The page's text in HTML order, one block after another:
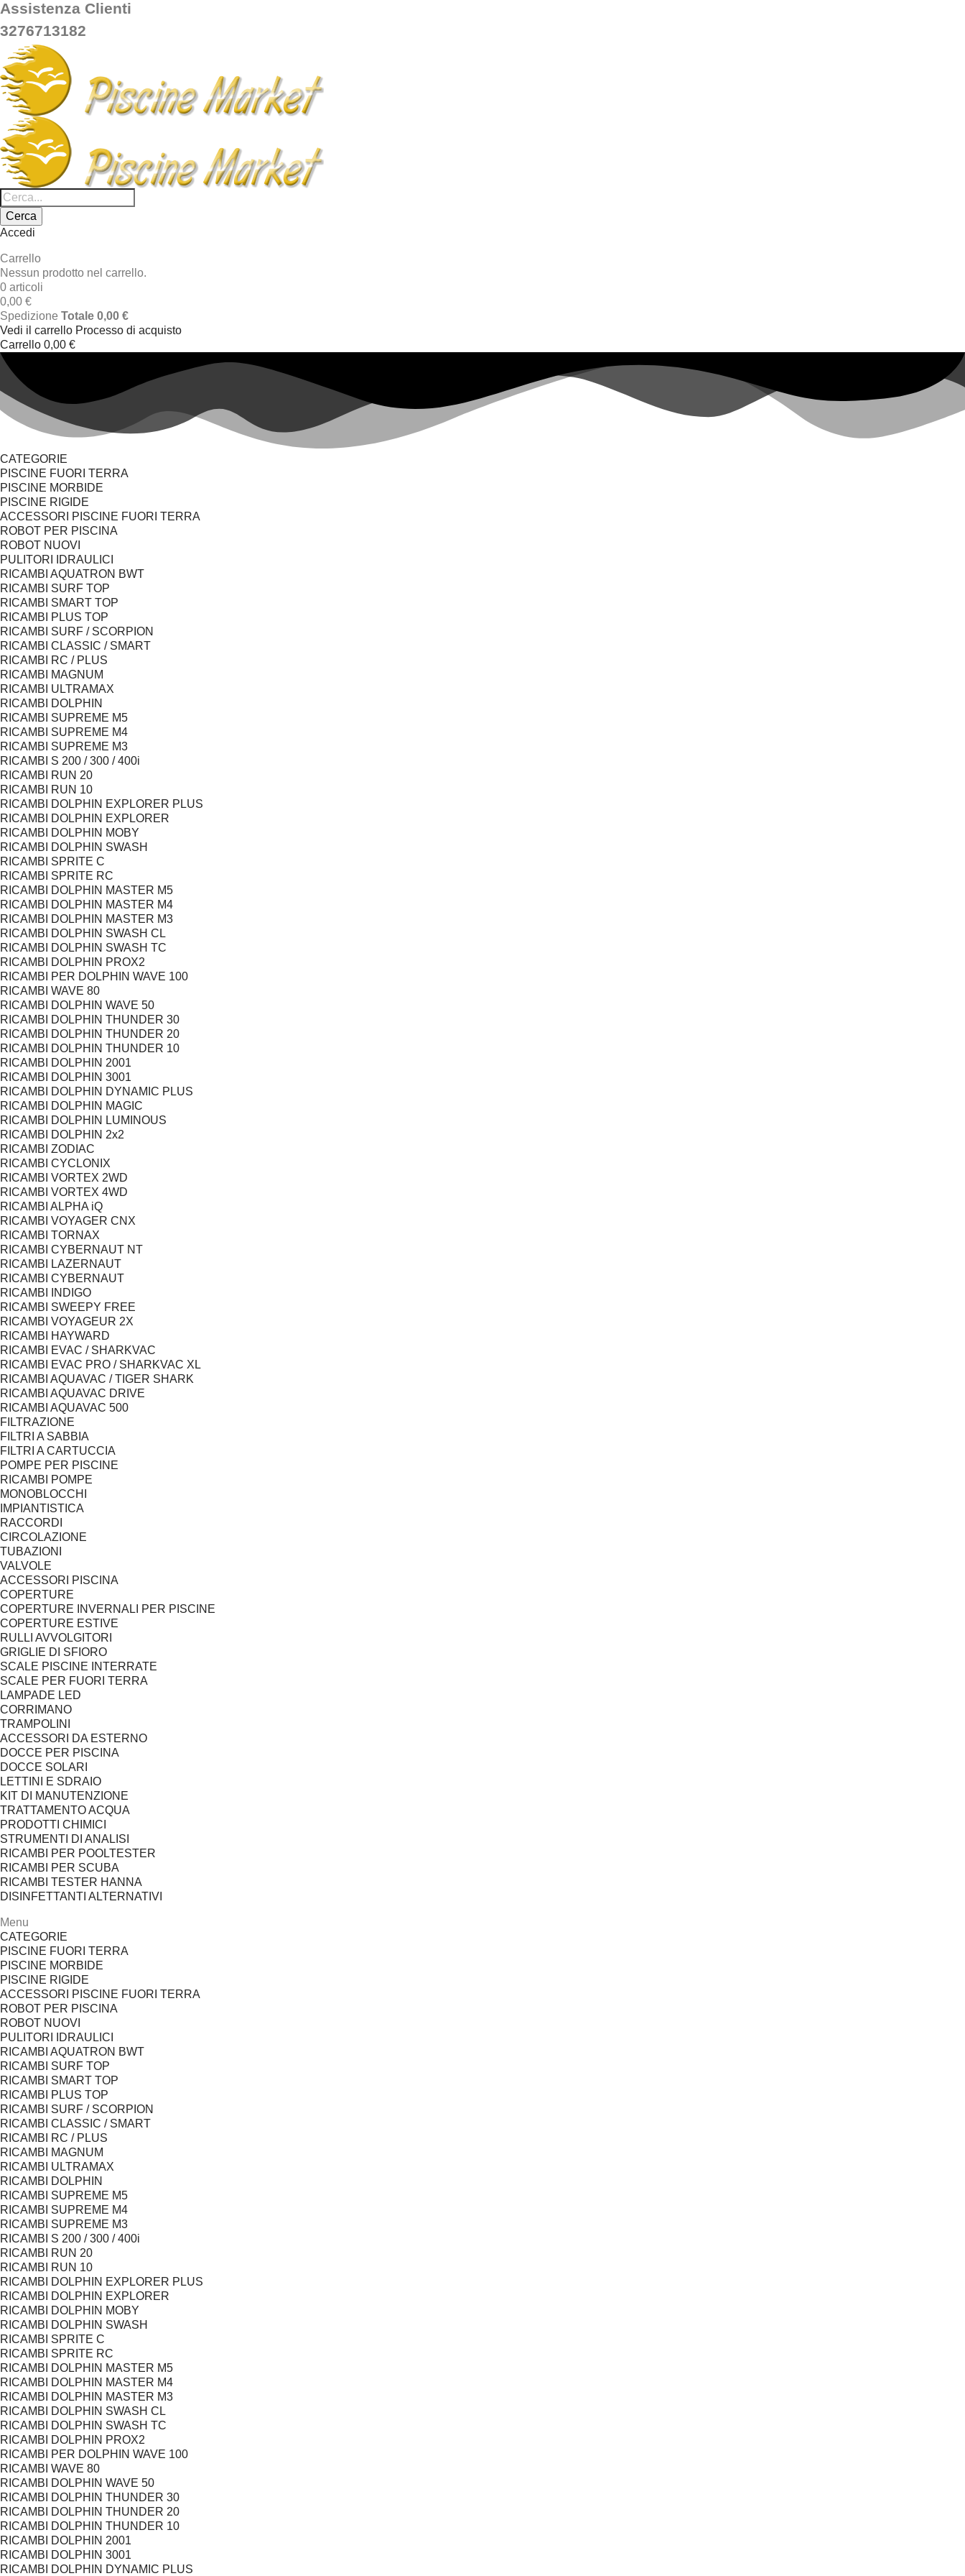
Assistenza Clienti
3276713182
Cerca
Accedi
Carrello
Nessun prodotto nel carrello.
0 articoli
0,00 €
Spedizione Totale 0,00 €
Vedi il carrello Processo di acquisto
Carrello 0,00 €
CATEGORIE
PISCINE FUORI TERRA
PISCINE MORBIDE
PISCINE RIGIDE
ACCESSORI PISCINE FUORI TERRA
ROBOT PER PISCINA
ROBOT NUOVI
PULITORI IDRAULICI
RICAMBI AQUATRON BWT
RICAMBI SURF TOP
RICAMBI SMART TOP
RICAMBI PLUS TOP
RICAMBI SURF / SCORPION
RICAMBI CLASSIC / SMART
RICAMBI RC / PLUS
RICAMBI MAGNUM
RICAMBI ULTRAMAX
RICAMBI DOLPHIN
RICAMBI SUPREME M5
RICAMBI SUPREME M4
RICAMBI SUPREME M3
RICAMBI S 200 / 300 / 400i
RICAMBI RUN 20
RICAMBI RUN 10
RICAMBI DOLPHIN EXPLORER PLUS
RICAMBI DOLPHIN EXPLORER
RICAMBI DOLPHIN MOBY
RICAMBI DOLPHIN SWASH
RICAMBI SPRITE C
RICAMBI SPRITE RC
RICAMBI DOLPHIN MASTER M5
RICAMBI DOLPHIN MASTER M4
RICAMBI DOLPHIN MASTER M3
RICAMBI DOLPHIN SWASH CL
RICAMBI DOLPHIN SWASH TC
RICAMBI DOLPHIN PROX2
RICAMBI PER DOLPHIN WAVE 100
RICAMBI WAVE 80
RICAMBI DOLPHIN WAVE 50
RICAMBI DOLPHIN THUNDER 30
RICAMBI DOLPHIN THUNDER 20
RICAMBI DOLPHIN THUNDER 10
RICAMBI DOLPHIN 2001
RICAMBI DOLPHIN 3001
RICAMBI DOLPHIN DYNAMIC PLUS
RICAMBI DOLPHIN MAGIC
RICAMBI DOLPHIN LUMINOUS
RICAMBI DOLPHIN 2x2
RICAMBI ZODIAC
RICAMBI CYCLONIX
RICAMBI VORTEX 2WD
RICAMBI VORTEX 4WD
RICAMBI ALPHA iQ
RICAMBI VOYAGER CNX
RICAMBI TORNAX
RICAMBI CYBERNAUT NT
RICAMBI LAZERNAUT
RICAMBI CYBERNAUT
RICAMBI INDIGO
RICAMBI SWEEPY FREE
RICAMBI VOYAGEUR 2X
RICAMBI HAYWARD
RICAMBI EVAC / SHARKVAC
RICAMBI EVAC PRO / SHARKVAC XL
RICAMBI AQUAVAC / TIGER SHARK
RICAMBI AQUAVAC DRIVE
RICAMBI AQUAVAC 500
FILTRAZIONE
FILTRI A SABBIA
FILTRI A CARTUCCIA
POMPE PER PISCINE
RICAMBI POMPE
MONOBLOCCHI
IMPIANTISTICA
RACCORDI
CIRCOLAZIONE
TUBAZIONI
VALVOLE
ACCESSORI PISCINA
COPERTURE
COPERTURE INVERNALI PER PISCINE
COPERTURE ESTIVE
RULLI AVVOLGITORI
GRIGLIE DI SFIORO
SCALE PISCINE INTERRATE
SCALE PER FUORI TERRA
LAMPADE LED
CORRIMANO
TRAMPOLINI
ACCESSORI DA ESTERNO
DOCCE PER PISCINA
DOCCE SOLARI
LETTINI E SDRAIO
KIT DI MANUTENZIONE
TRATTAMENTO ACQUA
PRODOTTI CHIMICI
STRUMENTI DI ANALISI
RICAMBI PER POOLTESTER
RICAMBI PER SCUBA
RICAMBI TESTER HANNA
DISINFETTANTI ALTERNATIVI
Menu
CATEGORIE
PISCINE FUORI TERRA
PISCINE MORBIDE
PISCINE RIGIDE
ACCESSORI PISCINE FUORI TERRA
ROBOT PER PISCINA
ROBOT NUOVI
PULITORI IDRAULICI
RICAMBI AQUATRON BWT
RICAMBI SURF TOP
RICAMBI SMART TOP
RICAMBI PLUS TOP
RICAMBI SURF / SCORPION
RICAMBI CLASSIC / SMART
RICAMBI RC / PLUS
RICAMBI MAGNUM
RICAMBI ULTRAMAX
RICAMBI DOLPHIN
RICAMBI SUPREME M5
RICAMBI SUPREME M4
RICAMBI SUPREME M3
RICAMBI S 200 / 300 / 400i
RICAMBI RUN 20
RICAMBI RUN 10
RICAMBI DOLPHIN EXPLORER PLUS
RICAMBI DOLPHIN EXPLORER
RICAMBI DOLPHIN MOBY
RICAMBI DOLPHIN SWASH
RICAMBI SPRITE C
RICAMBI SPRITE RC
RICAMBI DOLPHIN MASTER M5
RICAMBI DOLPHIN MASTER M4
RICAMBI DOLPHIN MASTER M3
RICAMBI DOLPHIN SWASH CL
RICAMBI DOLPHIN SWASH TC
RICAMBI DOLPHIN PROX2
RICAMBI PER DOLPHIN WAVE 100
RICAMBI WAVE 80
RICAMBI DOLPHIN WAVE 50
RICAMBI DOLPHIN THUNDER 30
RICAMBI DOLPHIN THUNDER 20
RICAMBI DOLPHIN THUNDER 10
RICAMBI DOLPHIN 2001
RICAMBI DOLPHIN 3001
RICAMBI DOLPHIN DYNAMIC PLUS